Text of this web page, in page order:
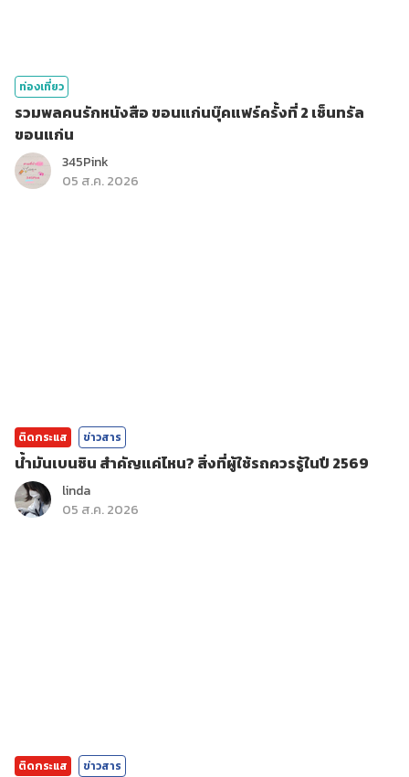
ท่องเที่ยว
รวมพลคนรักหนังสือ ขอนแก่นบุ๊คแฟร์ครั้งที่ 2 เซ็นทรัล
ขอนแก่น
345Pink
05 ส.ค. 2026
ติดกระแส ข่าวสาร
น้ำมันเบนซิน สำคัญแค่ไหน? สิ่งที่ผู้ใช้รถควรรู้ในปี 2569
linda
05 ส.ค. 2026
ติดกระแส ข่าวสาร